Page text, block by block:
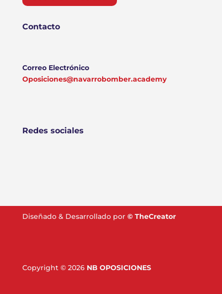
Contacto
Correo Electrónico
Oposiciones@navarrobomber.academy
Redes sociales
Diseñado & Desarrollado por © TheCreator
Copyright © 2026 NB OPOSICIONES